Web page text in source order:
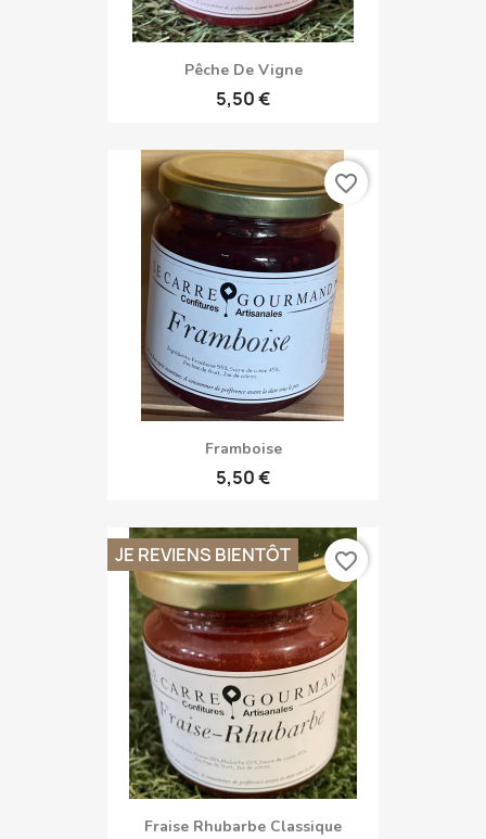
Pêche De Vigne
5,50 €
Framboise
5,50 €
favorite_border
Fraise Rhubarbe Classique
JE REVIENS BIENTÔT favorite_border